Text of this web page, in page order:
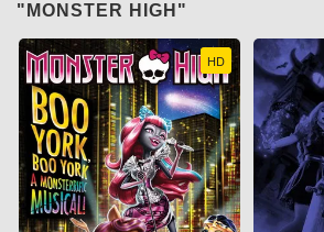
"MONSTER HIGH"
HD